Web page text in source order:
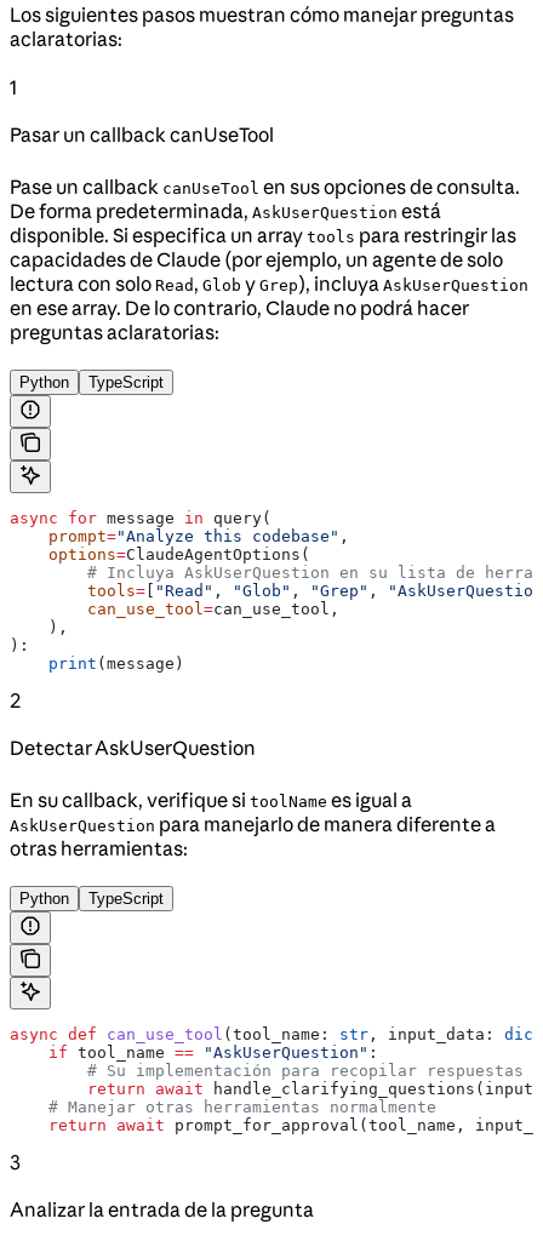
Los siguientes pasos muestran cómo manejar preguntas
aclaratorias:
1
Pasar un callback canUseTool
Pase un callback canUseTool en sus opciones de consulta.
De forma predeterminada, AskUserQuestion está
disponible. Si especifica un array tools para restringir las
capacidades de Claude (por ejemplo, un agente de solo
lectura con solo Read , Glob y Grep), incluya AskUserQuestion
en ese array. De lo contrario, Claude no podrá hacer
preguntas aclaratorias:
Python TypeScript
async for message in query(
    prompt
="Analyze this codebase" ,
    options
=ClaudeAgentOptions(
# Incluya AskUserQuestion en su lista de
        tools
= "Read" , "Glob" , "Grep" ,
        can_use_tool
=can_use_tool,
    ),
):
    print
(message)
2
Detectar AskUserQuestion
En su callback, verifique si toolName es igual a
AskUserQuestion para manejarlo de manera diferente a
otras herramientas:
Python TypeScript
async def can_use_tool ( tool_name : str , input_data : dict
    if
tool_name == "AskUserQuestion" :
# Su implementación para recopilar respuestas
        return
await
    # Manejar otras herramientas normalmente
    return
await prompt_for_approval(tool_name,
3
Analizar la entrada de la pregunta